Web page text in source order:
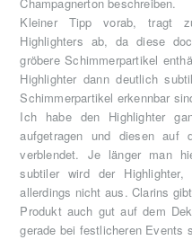
Champagnerton beschreiben.
Kleiner Tipp vorab, tragt
Highlighters ab, da diese
gröbere Schimmerpartikel
Highlighter dann deutlich
Schimmerpartikel erkennbar
Ich habe den Highlighter
aufgetragen und diesen auf
verblendet. Je länger man
subtiler wird der Highlighter,
allerdings nicht aus. Clarins
Produkt auch gut auf dem
gerade bei festlicheren Events